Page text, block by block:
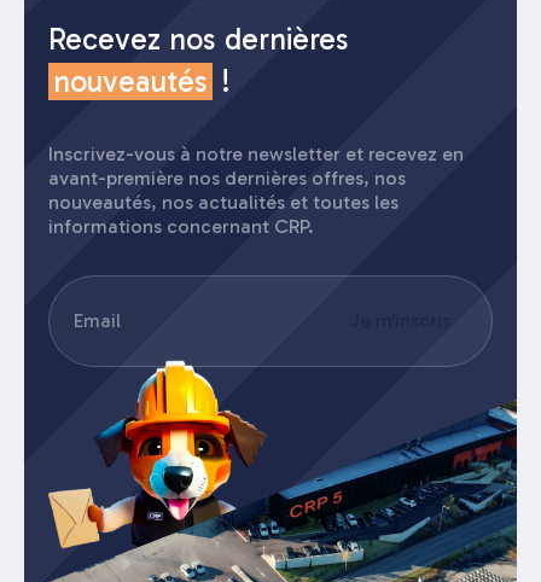
Recevez nos dernières
nouveautés !
Inscrivez-vous à notre newsletter et recevez en
avant-première nos dernières offres, nos
nouveautés, nos actualités et toutes les
informations concernant CRP.
E-
mail (Nécessaire)